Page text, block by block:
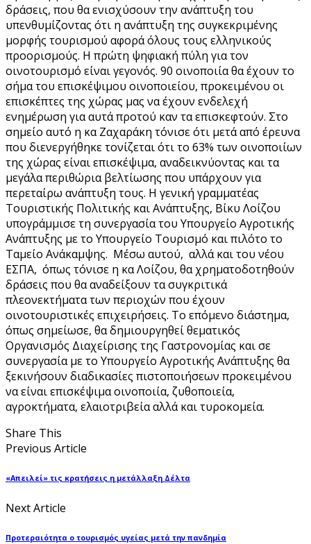
δράσεις, που θα ενισχύσουν την ανάπτυξη του
υπενθυμίζοντας ότι η ανάπτυξη της συγκεκριμένης
μορφής τουρισμού αφορά όλους τους ελληνικούς
προορισμούς. Η πρώτη ψηφιακή πύλη για τον
οινοτουρισμό είναι γεγονός. 90 οινοποιία θα έχουν το
σήμα του επισκέψιμου οινοποιείου, προκειμένου οι
επισκέπτες της χώρας μας να έχουν ενδελεχή
ενημέρωση για αυτά προτού καν τα επισκεφτούν. Στο
σημείο αυτό η κα Ζαχαράκη τόνισε ότι μετά από έρευνα
που διενεργήθηκε τονίζεται ότι το 63% των οινοποιίων
της χώρας είναι επισκέψιμα, αναδεικνύοντας και τα
μεγάλα περιθώρια βελτίωσης που υπάρχουν για
περεταίρω ανάπτυξη τους. Η γενική γραμματέας
Τουριστικής Πολιτικής και Ανάπτυξης, Βίκυ Λοίζου
υπογράμμισε τη συνεργασία του Υπουργείο Αγροτικής
Ανάπτυξης με το Υπουργείο Τουρισμό και πιλότο το
Ταμείο Ανάκαμψης. Μέσω αυτού, αλλά και του νέου
ΕΣΠΑ, όπως τόνισε η κα Λοίζου, θα χρηματοδοτηθούν
δράσεις που θα αναδείξουν τα συγκριτικά
πλεονεκτήματα των περιοχών που έχουν
οινοτουριστικές επιχειρήσεις. Το επόμενο διάστημα,
όπως σημείωσε, θα δημιουργηθεί θεματικός
Οργανισμός Διαχείρισης της Γαστρονομίας και σε
συνεργασία με το Υπουργείο Αγροτικής Ανάπτυξης θα
ξεκινήσουν διαδικασίες πιστοποιήσεων προκειμένου
να είναι επισκέψιμα οινοποιία, ζυθοποιεία,
αγροκτήματα, ελαιοτριβεία αλλά και τυροκομεία.
Share This
Previous Article
«Απειλεί» τις κρατήσεις η μετάλλαξη Δέλτα
Next Article
Προτεραιότητα ο τουρισμός υγείας μετά την πανδημία